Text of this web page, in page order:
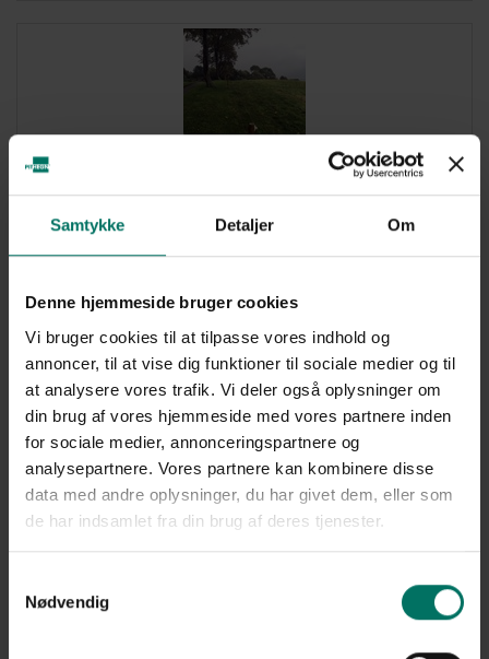
Samtykke Detaljer Om
Denne hjemmeside bruger cookies
Vi bruger cookies til at tilpasse vores indhold og
annoncer, til at vise dig funktioner til sociale medier og til
at analysere vores trafik. Vi deler også oplysninger om
din brug af vores hjemmeside med vores partnere inden
for sociale medier, annonceringspartnere og
analysepartnere. Vores partnere kan kombinere disse
data med andre oplysninger, du har givet dem, eller som
de har indsamlet fra din brug af deres tjenester.
Nødvendig